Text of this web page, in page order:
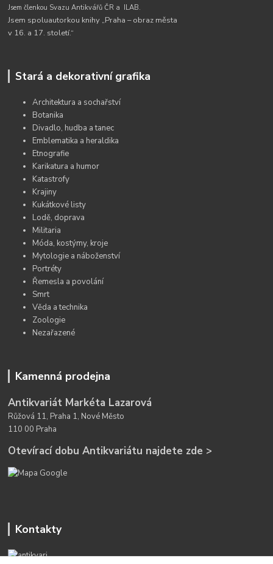
Jsem členkou Svazu Antikvářů ČR a ILAB.
Jsem spoluautorkou knihy „Praha – obraz města
v 16. a 17. století.“
Stará a dekorativní grafika
Architektura a sochařství
Botanika
Divadlo, hudba a tanec
Emblematika a heraldika
Etnografie
Karikatura a humor
Katastrofy
Krajiny
Kukátkové listy
Lodě, doprava
Militaria
Móda, kostýmy, kroje
Mytologie a náboženství
Portréty
Řemesla a povolání
Smrt
Věda a technika
Zoologie
Nezařazené
Kamenná prodejna
Antikvariát Markéta Lazarová
Růžová 11, Praha 1, Nové Město
110 00 Praha
Otevírací dobu Antikvariátu najdete zde >
Kontakty